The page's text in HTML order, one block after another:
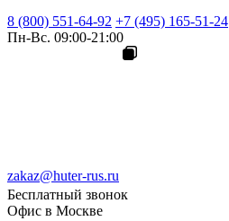
8 (800) 551-64-92 +7 (495) 165-51-24
Пн-Вс. 09:00-21:00
zakaz@huter-rus.ru
Бесплатный звонок
Офис в Москве